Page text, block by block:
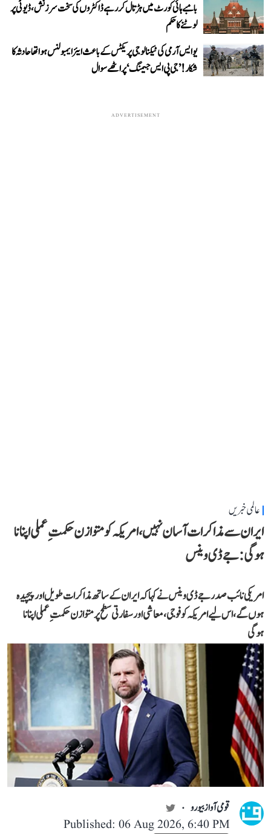
بامبے ہائی کورٹ میں ہڑتال کر رہے ڈاکٹروں کی سخت سرزنش، ڈیوٹی پر
لوٹنے کا حکم
یو ایس آرمی کی ٹیکنالوجی پریکٹس کے باعث ایئر ایمبولنس ہوا تھا حادثہ کا
شکار! ’جی پی ایس جیمنگ‘ پر اٹھے سوال
ADVERTISEMENT
عالمی خبریں
ایران سے مذاکرات آسان نہیں، امریکہ کو متوازن حکمتِ عملی اپنانا
ہوگی: جے ڈی وینس
امریکی نائب صدر جے ڈی وینس نے کہا کہ ایران کے ساتھ مذاکرات طویل اور پیچیدہ
ہوں گے، اس لیے امریکہ کو فوجی، معاشی اور سفارتی سطح پر متوازن حکمتِ عملی اپنانا
ہوگی
قومی آواز بیورو
Published: 06 Aug 2026, 6:40 PM